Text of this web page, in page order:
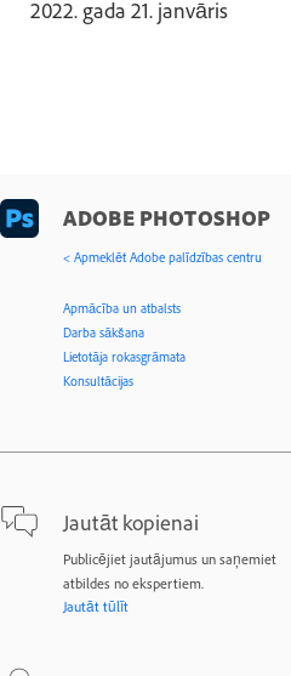
2022. gada 21. janvāris
ADOBE PHOTOSHOP
< Apmeklēt Adobe palīdzības centru
Apmācība un atbalsts
Darba sākšana
Lietotāja rokasgrāmata
Konsultācijas
Jautāt kopienai
Publicējiet jautājumus un saņemiet
atbildes no ekspertiem.
Jautāt tūlīt